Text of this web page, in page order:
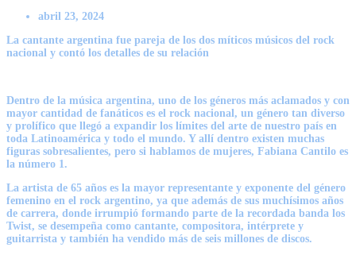
abril 23, 2024
La cantante argentina fue pareja de los dos míticos músicos del rock
nacional y contó los detalles de su relación
Dentro de la música argentina, uno de los géneros más aclamados y con
mayor cantidad de fanáticos es el rock nacional, un género tan diverso
y prolífico que llegó a expandir los límites del arte de nuestro país en
toda Latinoamérica y todo el mundo. Y allí dentro existen muchas
figuras sobresalientes, pero si hablamos de mujeres, Fabiana Cantilo es
la número 1.
La artista de 65 años es la mayor representante y exponente del género
femenino en el rock argentino, ya que además de sus muchísimos años
de carrera, donde irrumpió formando parte de la recordada banda los
Twist, se desempeña como cantante, compositora, intérprete y
guitarrista y también ha vendido más de seis millones de discos.